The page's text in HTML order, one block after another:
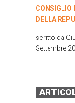
CONSIGLIO
DELLA
scritto da
Settembre